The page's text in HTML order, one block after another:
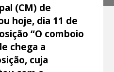
(CM) de
hoje, dia 11 de
“O comboio
chega a
cuja